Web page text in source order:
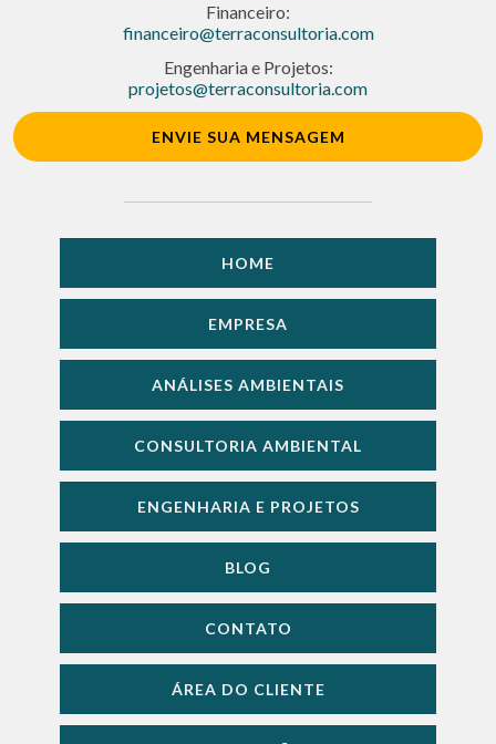
Financeiro:
financeiro@terraconsultoria.com
Engenharia e Projetos:
projetos@terraconsultoria.com
ENVIE SUA MENSAGEM
HOME
EMPRESA
ANÁLISES AMBIENTAIS
CONSULTORIA AMBIENTAL
ENGENHARIA E PROJETOS
BLOG
CONTATO
ÁREA DO CLIENTE